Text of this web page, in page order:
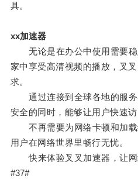
具。
xx加速器
无论是在办公中使用需要稳
家中享受高清视频的播放，叉
求。
通过连接到全球各地的服务
安全的同时，能够让用户快速
不再需要为网络卡顿和加载
用户在网络世界里畅行无忧。
快来体验叉叉加速器，让网
#37#